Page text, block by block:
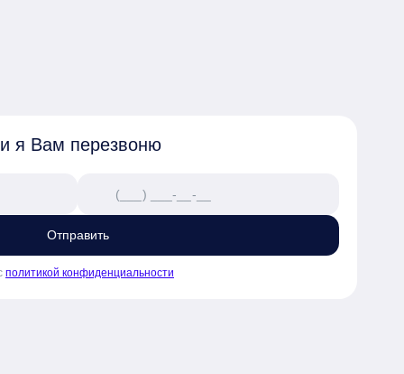
с высоким показателем
я Вам перезвоню
Отправить
политикой конфиденциальности